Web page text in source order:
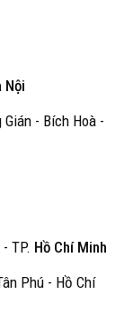
Nội
- Bích Hoà -
TP. Hồ Chí Minh
Phú - Hồ Chí